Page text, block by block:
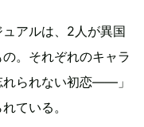
アルは、2人が異国
。それぞれのキャラ
れられない初恋——」
ている。